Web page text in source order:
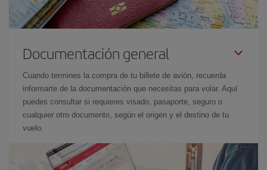
Documentación general
Cuando termines la compra de tu billete de avión, recuerda
informarte de la documentación que necesitas para volar. Aquí
puedes consultar si requieres visado, pasaporte, seguro o
cualquier otro documento, según el origen y el destino de tu
vuelo.